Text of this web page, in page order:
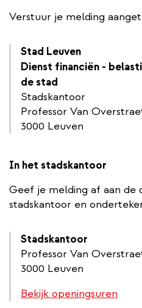
Verstuur je melding
Stad Leuven
Dienst financiën -
de stad
Stadskantoor
Professor Van
3000 Leuven
In het stadskantoor
Geef je melding af aan de
stadskantoor en
Stadskantoor
Professor Van
3000 Leuven
Bekijk openingsuren